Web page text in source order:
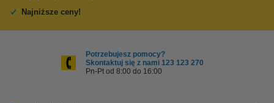
Najniższe ceny!
Potrzebujesz pomocy?
Skontaktuj się z nami 123 123 270
Pn-Pt od 8:00 do 16:00